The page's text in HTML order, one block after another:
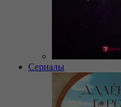
Сериалы